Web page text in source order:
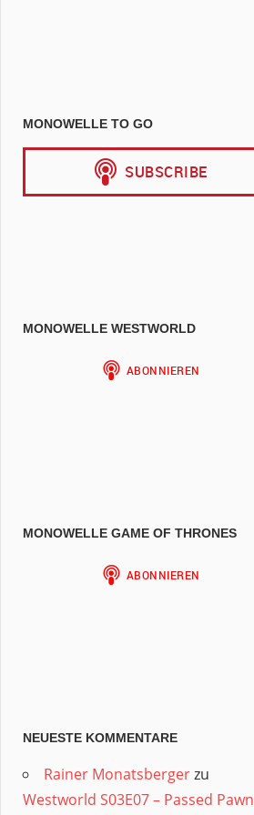
MONOWELLE TO GO
MONOWELLE WESTWORLD
MONOWELLE GAME OF THRONES
NEUESTE KOMMENTARE
Rainer Monatsbergerzu
Westworld S03E07 – Passed Pawn